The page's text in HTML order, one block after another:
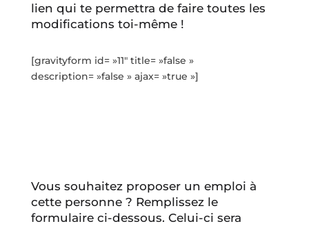
lien qui te permettra de faire toutes les
modifications toi-même !
[gravityform id= »11″ title= »false »
description= »false » ajax= »true »]
Vous souhaitez proposer un emploi à
cette personne ? Remplissez le
formulaire ci-dessous. Celui-ci sera